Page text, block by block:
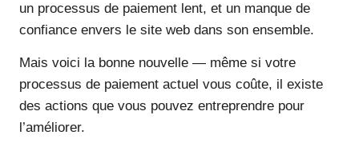
un processus de paiement lent, et un manque de
confiance envers le site web dans son ensemble.
Mais voici la bonne nouvelle — même si votre
processus de paiement actuel vous coûte, il existe
des actions que vous pouvez entreprendre pour
l’améliorer.